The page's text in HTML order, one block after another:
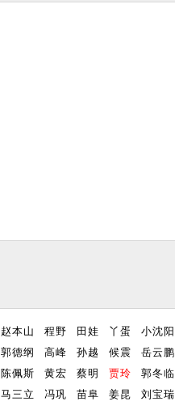
赵本山 程野 田娃 丫蛋 小沈阳
郭德纲
高峰 孙越 候震 岳云鹏
陈佩斯
黄宏 蔡明 贾玲 郭冬临
马三立
冯巩 苗阜 姜昆 刘宝瑞